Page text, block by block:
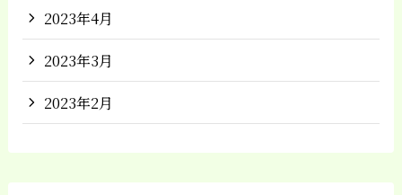
2023年4月
2023年3月
2023年2月